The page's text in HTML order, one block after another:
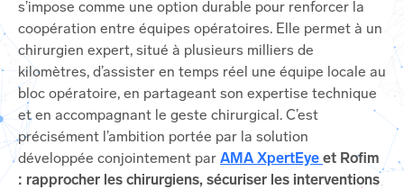
s’impose comme une option durable pour renforcer la
coopération entre équipes opératoires. Elle permet à un
chirurgien expert, situé à plusieurs milliers de
kilomètres, d’assister en temps réel une équipe locale au
bloc opératoire, en partageant son expertise technique
et en accompagnant le geste chirurgical. C’est
précisément l’ambition portée par la solution
développée conjointement par AMA XpertEye et Rofim
: rapprocher les chirurgiens, sécuriser les interventions